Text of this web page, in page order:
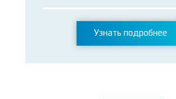
Узнать подробнее